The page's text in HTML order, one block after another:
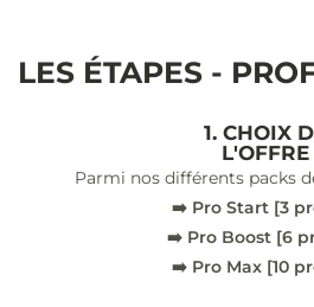
LES ÉTAPES -
1. CHOIX
L'OFFRE
Parmi nos différents packs
➡️ Pro Start [3
➡️ Pro Boost [6
➡️ Pro Max [10